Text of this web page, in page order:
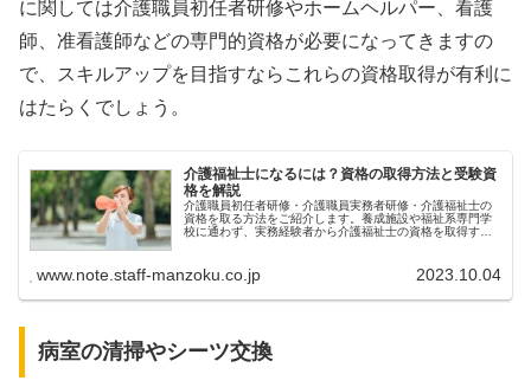
に関しては介護職員初任者研修やホームヘルパー、看護
師、准看護師などの専門的資格が必要になってきますの
で、スキルアップを目指すならこれらの資格取得が有利に
はたらくでしょう。
介護福祉士になるには？資格の取得方法と受験資
格を解説
介護職員初任者研修・介護職員実務者研修・介護福祉士の
資格を取る方法をご紹介します。養成施設や福祉系専門学
校に通わず、実務経験者から介護福祉士の資格を取得する
www.note.staff-manzoku.co.jp 2023.10.04
病室の清掃やシーツ交換